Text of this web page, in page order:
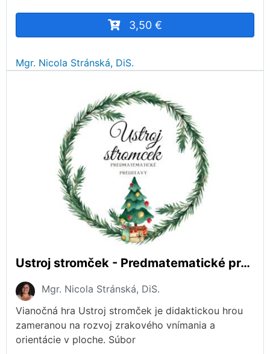
3,50 €
Mgr. Nicola Stránská, DiS.
Ustroj stromček - Predmatematické predstavy
Mgr. Nicola Stránská, DiS.
Vianočná hra Ustroj stromček je didaktickou hrou
zameranou na rozvoj zrakového vnímania a
orientácie v ploche. Súbor